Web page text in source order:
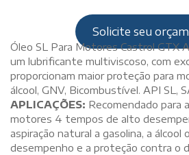
Solicite seu
Óleo SL Para Motores Castrol GTX
um lubrificante multiviscoso, com
proporcionam maior proteção para
álcool, GNV, Bicombustível. API SL,
APLICAÇÕES: Recomendado para
motores 4 tempos de alto
aspiração natural a gasolina, a álcool
desempenho e a proteção contra o